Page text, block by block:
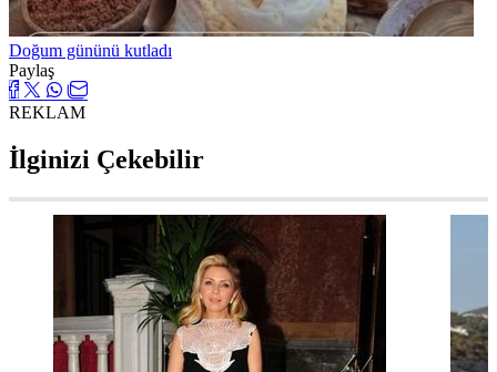
Doğum gününü kutladı
Paylaş
REKLAM
İlginizi Çekebilir